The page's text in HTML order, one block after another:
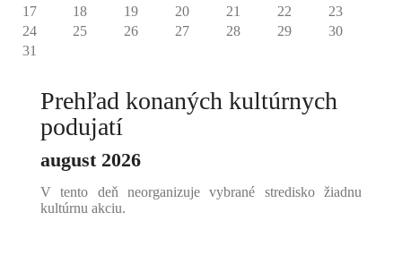
17
18 19 20 21 22
23
24
25 26 27 28 29
30
31
Prehľad konaných kultúrnych
podujatí
august 2026
V tento deň neorganizuje vybrané stredisko žiadnu
kultúrnu akciu.